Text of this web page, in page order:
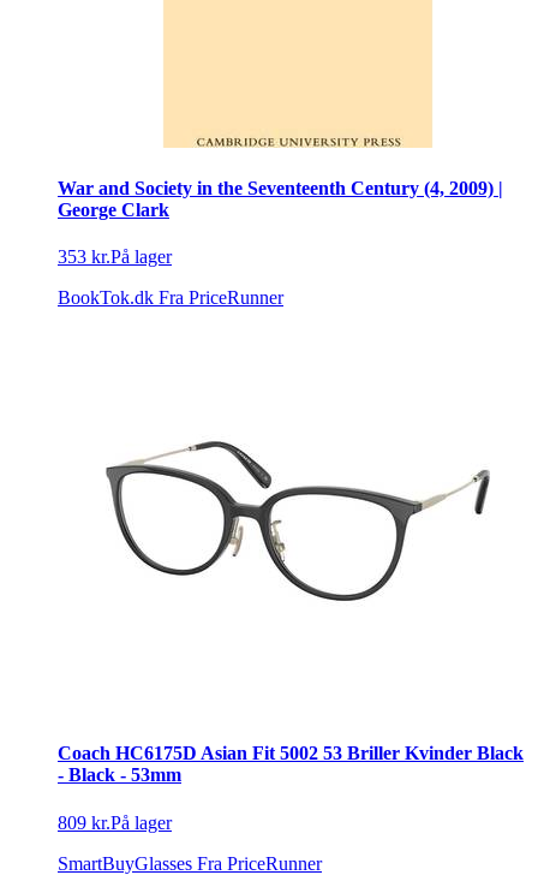
War and Society in the Seventeenth Century (4, 2009) |
George Clark
353 kr.På lager
BookTok.dk Fra PriceRunner
Coach HC6175D Asian Fit 5002 53 Briller Kvinder Black
- Black - 53mm
809 kr.På lager
SmartBuyGlasses Fra PriceRunner